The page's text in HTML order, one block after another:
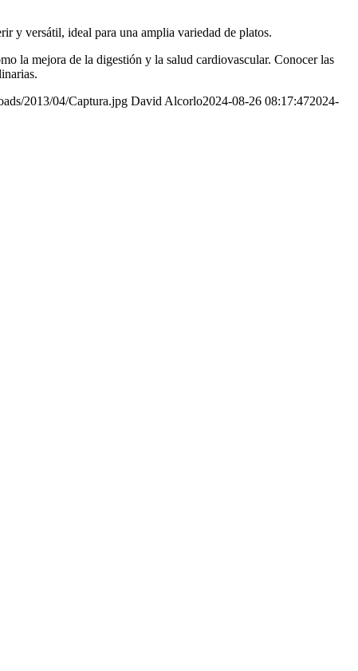
y versátil, ideal para una amplia variedad de platos.
la mejora de la digestión y la salud cardiovascular. Conocer las
2013/04/Captura.jpg David Alcorlo2024-08-26 08:17:472024-